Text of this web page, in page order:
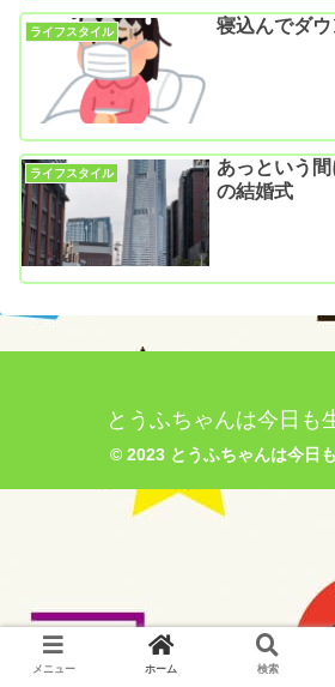
ライフスタイル 寝込んでダ
ライフスタイル
あっという
の結婚式
とうふちゃんは今日も
© 2023 とうふちゃんは今日
メニュー ホーム 検索